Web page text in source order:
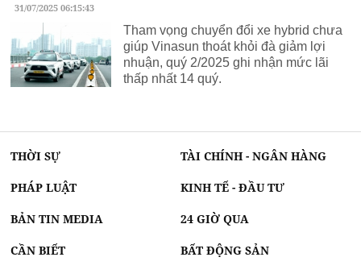
31/07/2025 06:15:43
Tham vọng chuyển đổi xe hybrid chưa
giúp Vinasun thoát khỏi đà giảm lợi
nhuận, quý 2/2025 ghi nhận mức lãi
thấp nhất 14 quý.
THỜI SỰ TÀI CHÍNH - NGÂN HÀNG
PHÁP LUẬT KINH TẾ - ĐẦU TƯ
BẢN TIN MEDIA 24 GIỜ QUA
CẦN BIẾT BẤT ĐỘNG SẢN